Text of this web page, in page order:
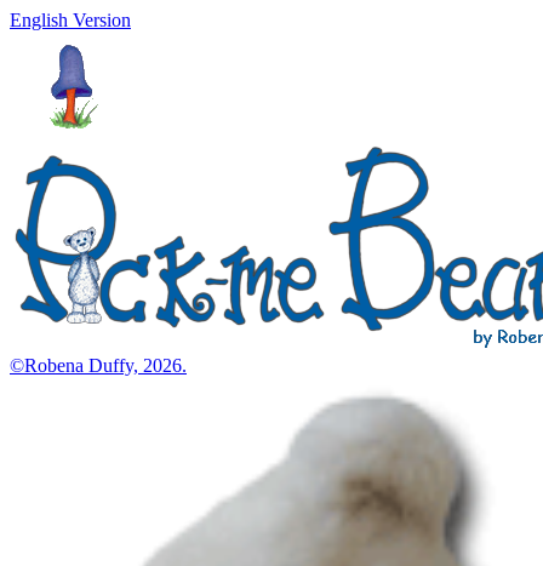
English Version
©Robena Duffy, 2026.